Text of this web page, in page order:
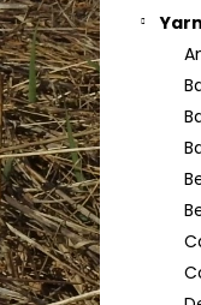
t
r
a
n
n
í
p
a
n